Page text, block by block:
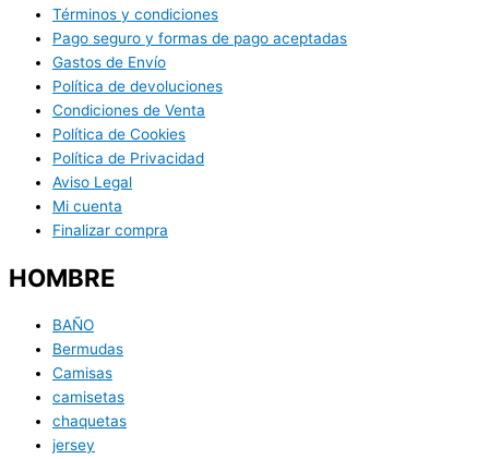
Términos y condiciones
Pago seguro y formas de pago aceptadas
Gastos de Envío
Política de devoluciones
Condiciones de Venta
Política de Cookies
Política de Privacidad
Aviso Legal
Mi cuenta
Finalizar compra
HOMBRE
BAÑO
Bermudas
Camisas
camisetas
chaquetas
jersey